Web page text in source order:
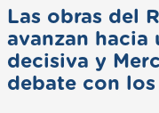
Las obras del
avanzan hacia
decisiva y
debate con